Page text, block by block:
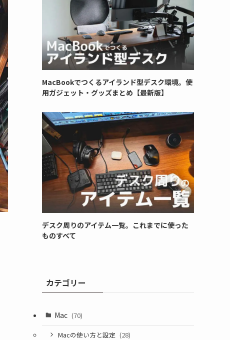
MacBookでつくるアイランド型デスク環境。使
用ガジェット・グッズまとめ【最新版】
デスク周りのアイテム一覧。これまでに使った
ものすべて
カテゴリー
Mac (70)
Macの使い方と設定 (28)